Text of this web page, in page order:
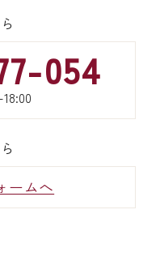
054
ームへ